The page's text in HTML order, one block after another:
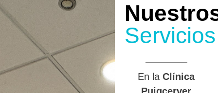
Servicios
En laClínica